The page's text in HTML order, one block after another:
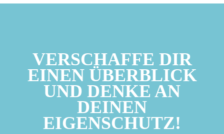
VERSCHAFFE DIR
EINEN ÜBERBLICK
UND DENKE AN
DEINEN
EIGENSCHUTZ!